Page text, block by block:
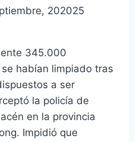
202025
345.000
habían limpiado tras
a ser
la policía de
en la provincia
Impidió que